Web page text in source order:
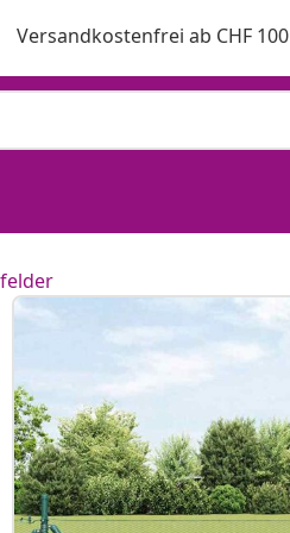
Versandkostenfrei ab CHF 100